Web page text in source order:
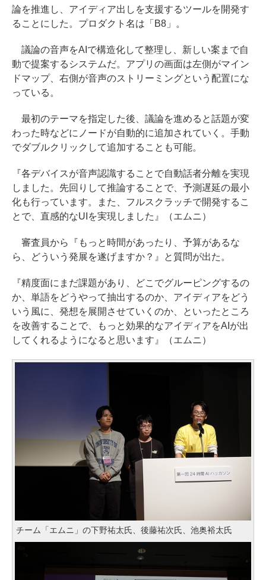
論を推進し、アイディア出しを支援するツールを開発す
ることにした。プロダクト名は「B8」。
議論の音声をAIで構造化して整理し、新しい案まで自
動で提案するシステムだ。アプリの画面は左側がマイン
ドマップ、右側が音声のストリーミングという配置にな
っている。
最初のテーマを指定した後、議論を進めると話題が変
わった時などにノードが自動的に追加されていく。手動
でダブルクリックして追加することも可能。
『各デバイスが音声認識することで自動話者分離を実現
しました。先回りして推論することで、予測遅延の最小
化も行っています。また、フルスクラッチで開発するこ
とで、直感的なUIを実現しました』（エムニ）
審査員から『もっと時間があったり、予算があるな
ら、どういう発展を遂げますか？』と質問が出た。
『精度面にまだ課題があり、どこでグルーピングするの
か、単語をどうやって抽出するのか、アイディアをどう
いう風に、発想を展開させていくのか、といったところ
を改善することで、もっと効果的なアイディアをAIが出
してくれるようになると思います』（エムニ）
チーム「エムニ」の下野祐太氏、後藤祐次氏、池奥裕太氏